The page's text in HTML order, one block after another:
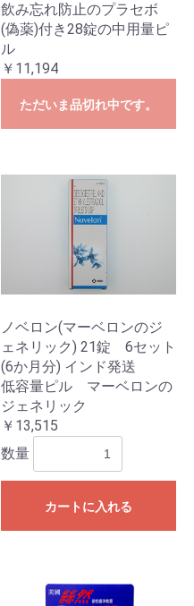
飲み忘れ防止のプラセボ
(偽薬)付き28錠の中用量ピ
ル
￥11,194
ただいま品切れ中です。
ノベロン(マーベロンのジ
ェネリック) 21錠 6セット
(6か月分) インド発送
低容量ピル マーベロンの
ジェネリック
￥13,515
数量
カートに入れる